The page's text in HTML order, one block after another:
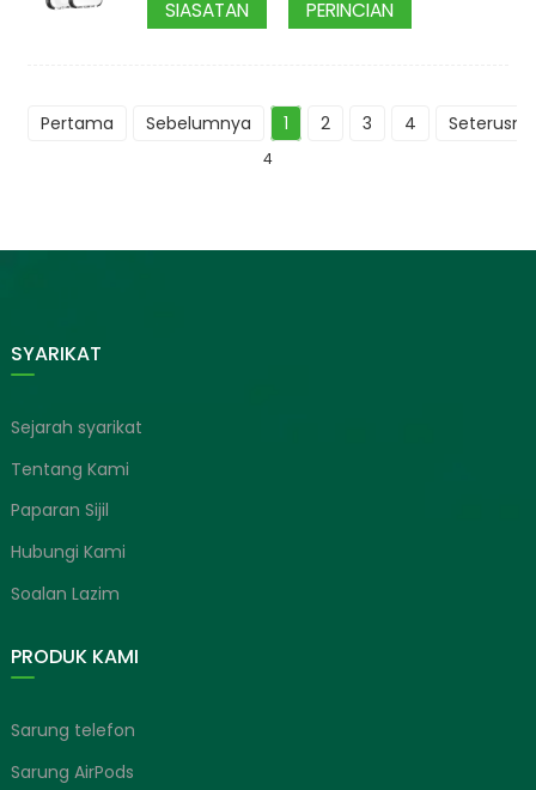
SIASATAN PERINCIAN
Pertama Sebelumnya 1 2 3 4
4
SYARIKAT
Sejarah syarikat
Tentang Kami
Paparan Sijil
Hubungi Kami
Soalan Lazim
PRODUK KAMI
Sarung telefon
Sarung AirPods